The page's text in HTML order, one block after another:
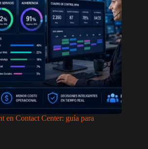
en Contact Center: guía para